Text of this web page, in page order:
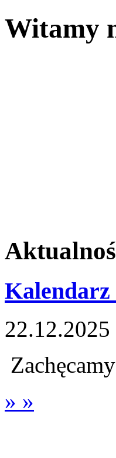
Witamy
Kalendarz
22.12.2025
» »